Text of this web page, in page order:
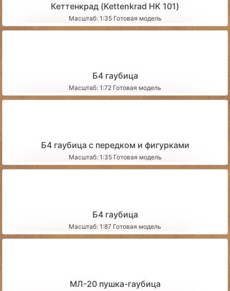
Кеттенкрад (Kettenkrad HK 101)
Масштаб: 1:35 Готовая модель
Б4 гаубица
Масштаб: 1:72 Готовая модель
Б4 гаубица с передком и фигурками
Масштаб: 1:35 Готовая модель
Б4 гаубица
Масштаб: 1:87 Готовая модель
МЛ-20 пушка-гаубица